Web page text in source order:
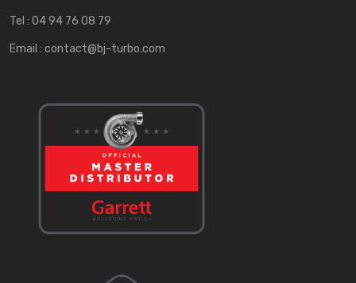
Tel : 04 94 76 08 79
Email : contact@bj-turbo.com